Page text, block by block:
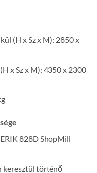
(H x Sz x M): 2850 x
x Sz x M): 4350 x 2300
828D ShopMill
keresztül történő